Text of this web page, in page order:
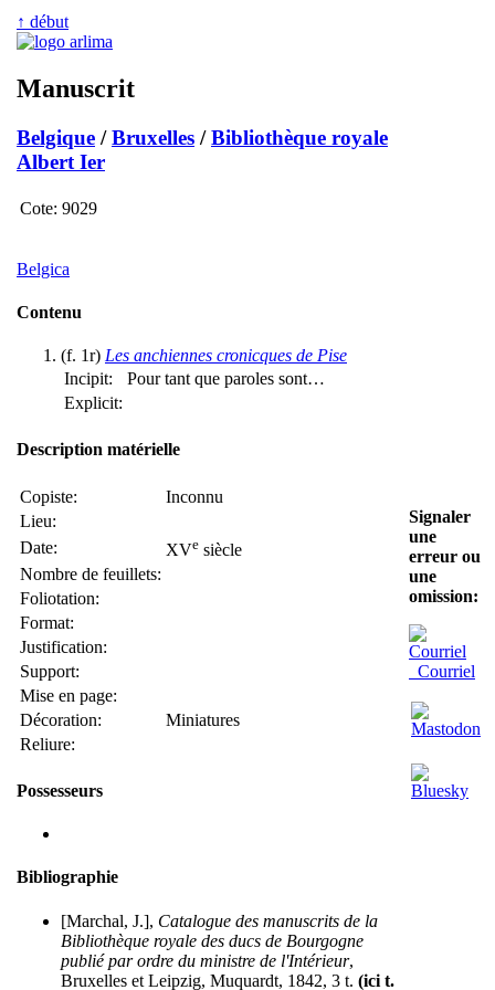
↑ début
Manuscrit
Belgique /Bruxelles /Bibliothèque royale
Albert Ier
Cote: 9029
Belgica
Contenu
(f. 1r) Les anchiennes cronicques de Pise
Incipit:
Pour tant que paroles sont…
Explicit:
Description matérielle
Copiste:
Inconnu
Lieu:
Date:
XVe siècle
Nombre de feuillets:
Foliotation:
Format:
Justification:
Support:
Mise en page:
Décoration:
Miniatures
Reliure:
Possesseurs
Bibliographie
[Marchal, J.], Catalogue des manuscrits de la
Bibliothèque royale des ducs de Bourgogne
publié par ordre du ministre de l'Intérieur,
Bruxelles et Leipzig, Muquardt, 1842, 3 t. (ici t.
Signaler
une
erreur ou
une
omission:
Courriel